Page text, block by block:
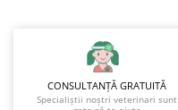
CONSULTANȚĂ GRATUITĂ
Specialiștii noștri veterinari sunt